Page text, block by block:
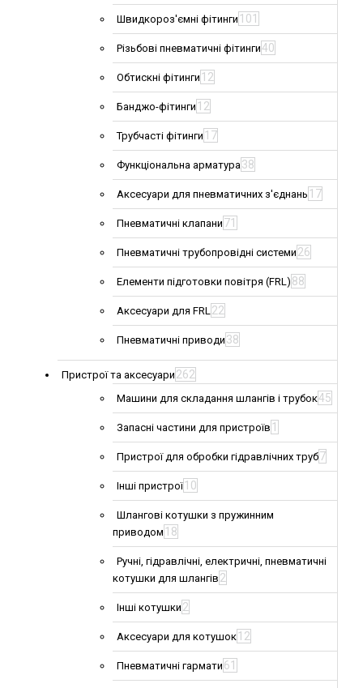
Швидкороз'ємні фітинги 101
Різьбові пневматичні фітинги40
Обтискні фітинги 12
Банджо-фітинги 12
Трубчасті фітинги 17
Функціональна арматура38
Аксесуари для пневматичних з'єднань 17
Пневматичні клапани 71
Пневматичні трубопровідні системи 26
Елементи підготовки повітря (FRL) 88
Аксесуари для FRL22
Пневматичні приводи 38
Пристрої та аксесуари 262
Машини для складання шлангів і трубок45
Запасні частини для пристроїв 1
Пристрої для обробки гідравлічних труб7
Інші пристрої 10
Шлангові котушки з пружинним
приводом 18
Ручні, гідравлічні, електричні, пневматичні
котушки для шлангів 2
Інші котушки 2
Аксесуари для котушок 12
Пневматичні гармати 61